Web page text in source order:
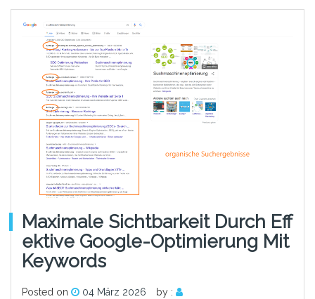
Maximale Sichtbarkeit Durch Eff
Ektive Google-Optimierung Mit
Keywords
Posted on 04 März 2026
by :